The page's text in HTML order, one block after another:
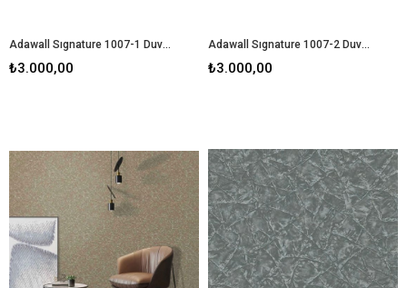
Adawall Sıgnature 1007-1 Duvar Kağıdı
₺3.000,00
Adawall Sıgnature 1007-2 Duvar Kağıdı
₺3.000,00